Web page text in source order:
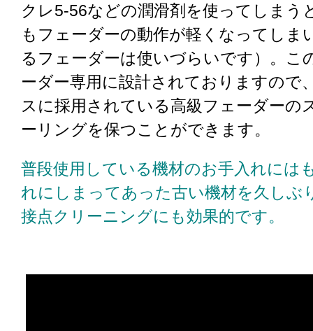
クレ5-56などの潤滑剤を使ってしまう
もフェーダーの動作が軽くなってしま
るフェーダーは使いづらいです）。こ
ーダー専用に設計されておりますので
スに採用されている高級フェーダーの
ーリングを保つことができます。
普段使用している機材のお手入れには
れにしまってあった古い機材を久しぶ
接点クリーニングにも効果的です。